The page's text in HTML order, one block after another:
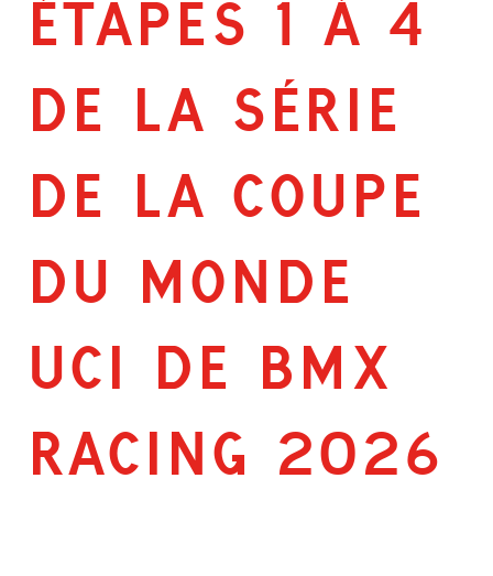
ÉTAPES 1 À 4
DE LA SÉRIE
DE LA COUPE
DU MONDE
UCI DE BMX
RACING 2026